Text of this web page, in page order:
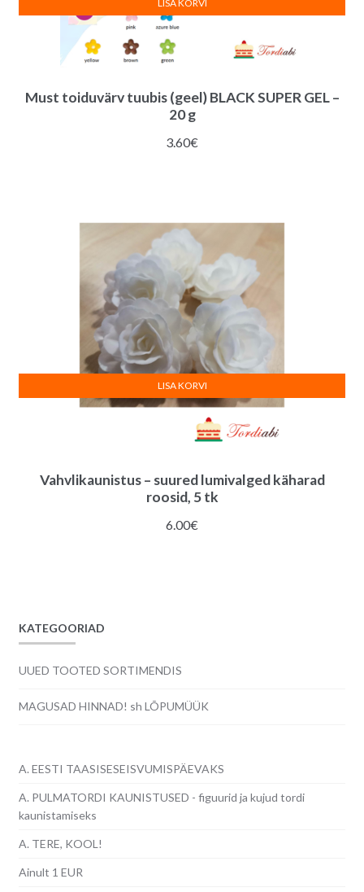
Must toiduvärv tuubis (geel) BLACK SUPER GEL –
20 g
3.60€
LISA KORVI
Vahvlikaunistus – suured lumivalged käharad
roosid, 5 tk
6.00€
LISA KORVI
KATEGOORIAD
UUED TOOTED SORTIMENDIS
MAGUSAD HINNAD! sh LÕPUMÜÜK
A. EESTI TAASISESEISVUMISPÄEVAKS
A. PULMATORDI KAUNISTUSED - figuurid ja kujud tordi
kaunistamiseks
A. TERE, KOOL!
Ainult 1 EUR